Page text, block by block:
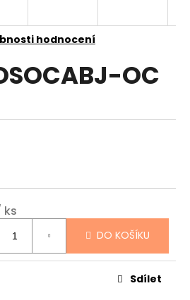
hodnocení
OC
ks
DO KOŠÍKU
Sdílet